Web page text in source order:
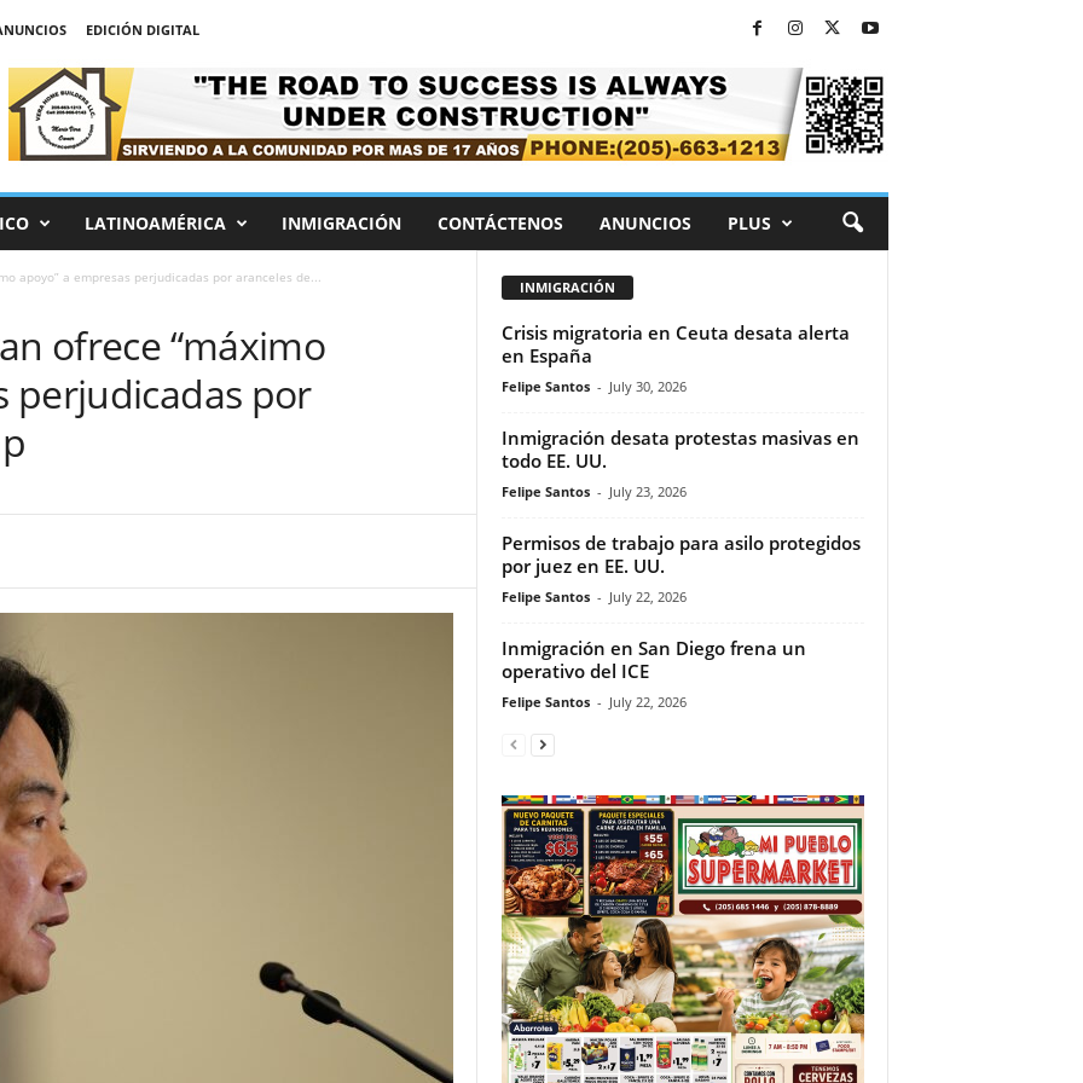
EDICIÓN DIGITAL
LATINOAMÉRICA INMIGRACIÓN CONTÁCTENOS ANUNCIOS PLUS
apoyo” a empresas perjudicadas por aranceles de...
ofrece “máximo
perjudicadas por
INMIGRACIÓN
Crisis migratoria en Ceuta desata alerta
en España
Felipe Santos - July 30, 2026
Inmigración desata protestas masivas en
todo EE. UU.
Felipe Santos - July 23, 2026
Permisos de trabajo para asilo protegidos
por juez en EE. UU.
Felipe Santos - July 22, 2026
Inmigración en San Diego frena un
operativo del ICE
Felipe Santos - July 22, 2026